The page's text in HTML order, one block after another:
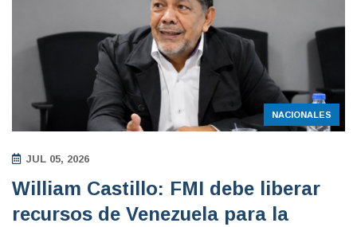
NACIONALES
JUL 05, 2026
William Castillo: FMI debe liberar
recursos de Venezuela para la